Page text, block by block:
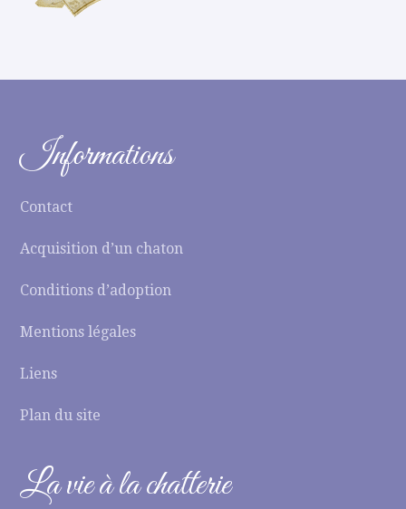
Informations
Contact
Acquisition d’un chaton
Conditions d’adoption
Mentions légales
Liens
Plan du site
La vie à la chatterie